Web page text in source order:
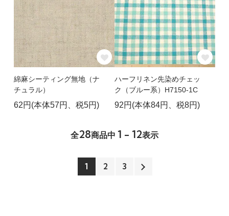
綿麻シーティング無地（ナ
チュラル）
62円(本体57円、税5円)
ハーフリネン先染めチェッ
ク（ブルー系）H7150-1C
92円(本体84円、税8円)
全28商品中 1 - 12表示
1 2 3